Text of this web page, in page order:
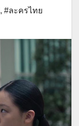
, #ละครไทย